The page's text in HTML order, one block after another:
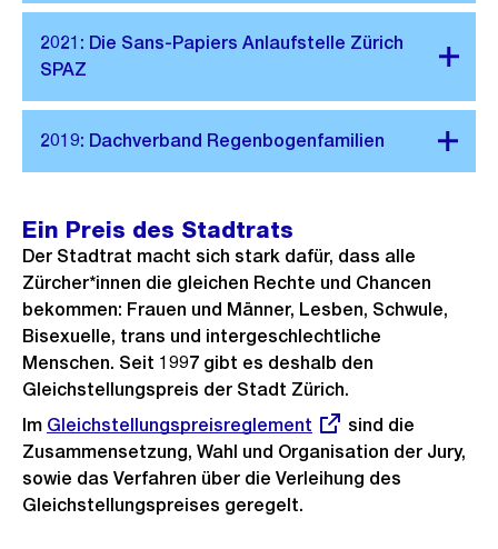
Ein Preis des Stadtrats
Der Stadtrat macht sich stark dafür, dass alle
Zürcher*innen die gleichen Rechte und Chancen
bekommen: Frauen und Männer, Lesben, Schwule,
Bisexuelle, trans und intergeschlechtliche
Menschen. Seit 1997 gibt es deshalb den
Gleichstellungspreis der Stadt Zürich.
Im Externer
Link:
Gleichstellungspreisreglement
sind die
Zusammensetzung, Wahl und Organisation der Jury,
sowie das Verfahren über die Verleihung des
Gleichstellungspreises geregelt.